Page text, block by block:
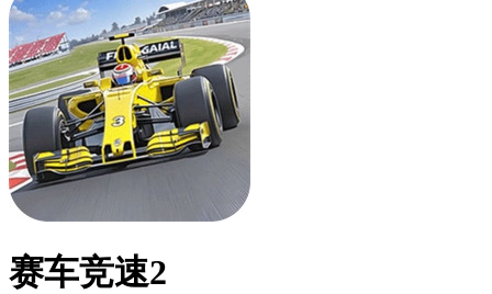
赛车竞速2